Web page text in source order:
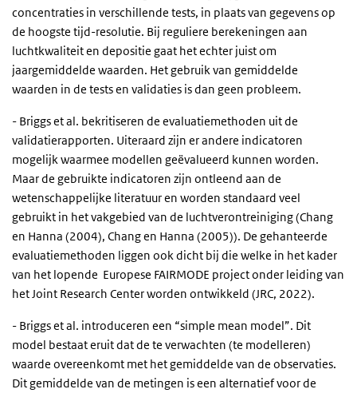
concentraties in verschillende tests, in plaats van gegevens op
de hoogste tijd-resolutie. Bij reguliere berekeningen aan
luchtkwaliteit en depositie gaat het echter juist om
jaargemiddelde waarden. Het gebruik van gemiddelde
waarden in de tests en validaties is dan geen probleem.
- Briggs et al. bekritiseren de evaluatiemethoden uit de
validatierapporten. Uiteraard zijn er andere indicatoren
mogelijk waarmee modellen geëvalueerd kunnen worden.
Maar de gebruikte indicatoren zijn ontleend aan de
wetenschappelijke literatuur en worden standaard veel
gebruikt in het vakgebied van de luchtverontreiniging (Chang
en Hanna (2004), Chang en Hanna (2005)). De gehanteerde
evaluatiemethoden liggen ook dicht bij die welke in het kader
van het lopende Europese FAIRMODE project onder leiding van
het Joint Research Center worden ontwikkeld (JRC, 2022).
- Briggs et al. introduceren een “simple mean model”. Dit
model bestaat eruit dat de te verwachten (te modelleren)
waarde overeenkomt met het gemiddelde van de observaties.
Dit gemiddelde van de metingen is een alternatief voor de